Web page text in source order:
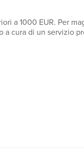
a 1000 EUR. Per
cura di un servizio